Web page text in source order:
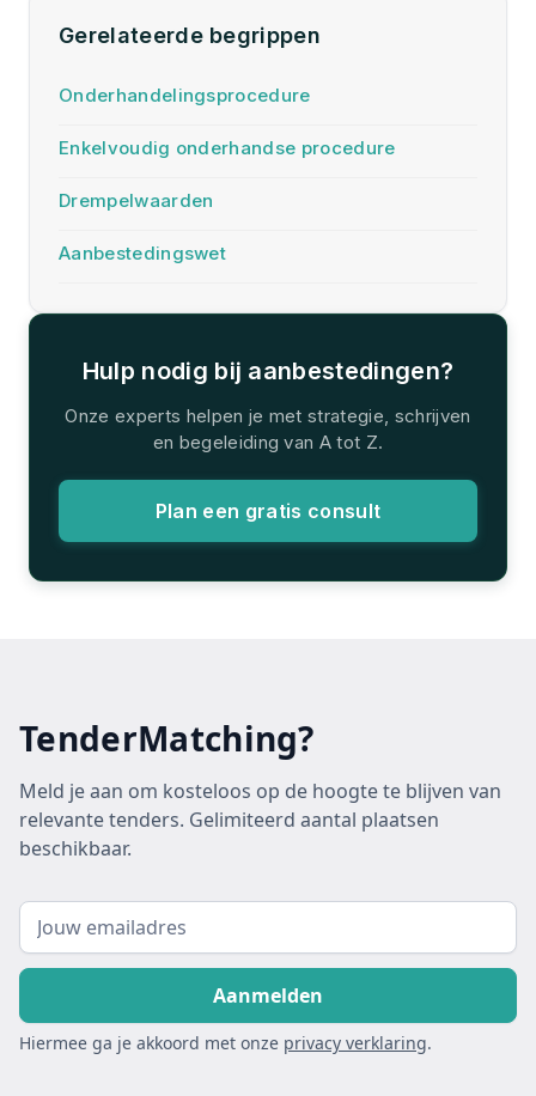
Gerelateerde begrippen
Onderhandelingsprocedure
Enkelvoudig onderhandse procedure
Drempelwaarden
Aanbestedingswet
Hulp nodig bij aanbestedingen?
Onze experts helpen je met strategie, schrijven
en begeleiding van A tot Z.
Plan een gratis consult
TenderMatching?
Meld je aan om kosteloos op de hoogte te blijven van
relevante tenders. Gelimiteerd aantal plaatsen
beschikbaar.
Hiermee ga je akkoord met onze privacy verklaring.